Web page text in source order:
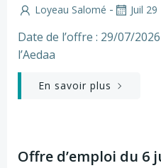
Loyeau Salomé - Juil 29
Date de l’offre : 29/07/
l’Aedaa
En savoir plus
Offre d’emploi du 6